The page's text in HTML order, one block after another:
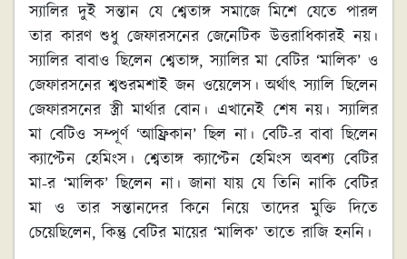
স্যালির দুই সন্তান যে শ্বেতাঙ্গ সমাজে মিশে যেতে পারল
তার কারণ শুধু জেফারসনের জেনেটিক উত্তরাধিকারই নয়।
স্যালির বাবাও ছিলেন শ্বেতাঙ্গ, স্যালির মা বেটির ‘মালিক’ ও
জেফারসনের শ্বশুরমশাই জন ওয়েলেস। অর্থাৎ স্যালি ছিলেন
জেফারসনের স্ত্রী মার্থার বোন। এখানেই শেষ নয়। স্যালির
মা বেটিও সম্পূর্ণ ‘আফ্রিকান’ ছিল না। বেটি-র বাবা ছিলেন
ক্যাপ্টেন হেমিংস। শ্বেতাঙ্গ ক্যাপ্টেন হেমিংস অবশ্য বেটির
মা-র ‘মালিক’ ছিলেন না। জানা যায় যে তিনি নাকি বেটির
মা ও তার সন্তানদের কিনে নিয়ে তাদের মুক্তি দিতে
চেয়েছিলেন, কিন্তু বেটির মায়ের ‘মালিক’ তাতে রাজি হননি।